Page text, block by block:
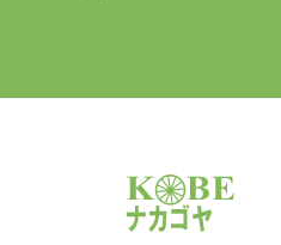
サイクルショップナカ